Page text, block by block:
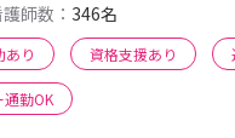
師数： 346名
あり 資格支援あり
通勤OK